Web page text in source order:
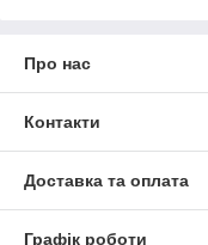
Про нас
Контакти
Доставка та оплата
Графік роботи